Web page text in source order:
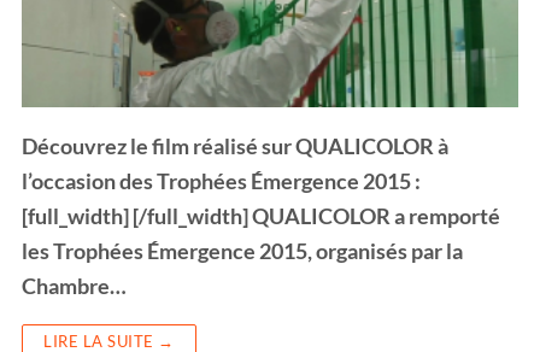
Découvrez le film réalisé sur QUALICOLOR à
l’occasion des Trophées Émergence 2015 :
[full_width] [/full_width] QUALICOLOR a remporté
les Trophées Émergence 2015, organisés par la
Chambre…
LIRE LA SUITE →